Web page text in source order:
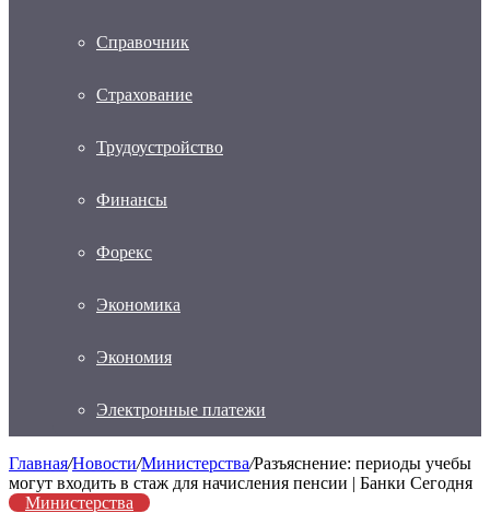
Справочник
Страхование
Трудоустройство
Финансы
Форекс
Экономика
Экономия
Электронные платежи
Главная/Новости/Министерства/Разъяснение: периоды учебы
могут входить в стаж для начисления пенсии | Банки Сегодня
Министерства